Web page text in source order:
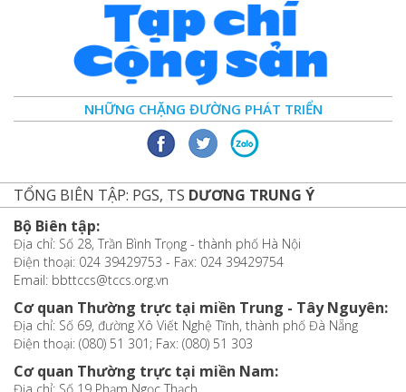
NHỮNG CHẶNG ĐƯỜNG PHÁT TRIỂN
TỔNG BIÊN TẬP: PGS, TS DƯƠNG TRUNG Ý
Bộ Biên tập:
Địa chỉ: Số 28, Trần Bình Trọng - thành phố Hà Nội
Điện thoại: 024 39429753 - Fax: 024 39429754
Email: bbttccs@tccs.org.vn
Cơ quan Thường trực tại miền Trung - Tây Nguyên:
Địa chỉ: Số 69, đường Xô Viết Nghệ Tĩnh, thành phố Đà Nẵng
Điện thoại: (080) 51 301; Fax: (080) 51 303
Cơ quan Thường trực tại miền Nam: